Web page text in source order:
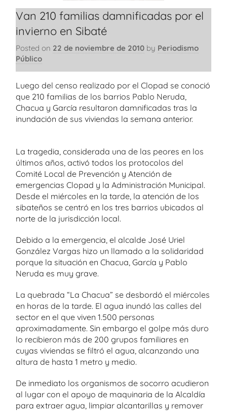
Van 210 familias damnificadas por el
invierno en Sibaté
Posted on 22 de noviembre de 2010 by Periodismo
Público
Luego del censo realizado por el Clopad se conoció
que 210 familias de los barrios Pablo Neruda,
Chacua y García resultaron damnificadas tras la
inundación de sus viviendas la semana anterior.
La tragedia, considerada una de las peores en los
últimos años, activó todos los protocolos del
Comité Local de Prevención y Atención de
emergencias Clopad y la Administración Municipal.
Desde el miércoles en la tarde, la atención de los
sibateños se centró en los tres barrios ubicados al
norte de la jurisdicción local.
Debido a la emergencia, el alcalde José Uriel
González Vargas hizo un llamado a la solidaridad
porque la situación en Chacua, García y Pablo
Neruda es muy grave.
La quebrada “La Chacua” se desbordó el miércoles
en horas de la tarde. El agua inundó las calles del
sector en el que viven 1.500 personas
aproximadamente. Sin embargo el golpe más duro
lo recibieron más de 200 grupos familiares en
cuyas viviendas se filtró el agua, alcanzando una
altura de hasta 1 metro y medio.
De inmediato los organismos de socorro acudieron
al lugar con el apoyo de maquinaria de la Alcaldía
para extraer agua, limpiar alcantarillas y remover